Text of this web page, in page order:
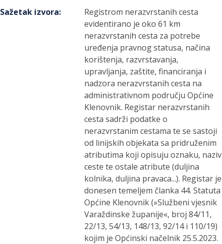
Sažetak izvora:
Registrom nerazvrstanih cesta
evidentirano je oko 61 km
nerazvrstanih cesta za potrebe
uređenja pravnog statusa, načina
korištenja, razvrstavanja,
upravljanja, zaštite, financiranja i
nadzora nerazvrstanih cesta na
administrativnom području Općine
Klenovnik. Registar nerazvrstanih
cesta sadrži podatke o
nerazvrstanim cestama te se sastoji
od linijskih objekata sa pridruženim
atributima koji opisuju oznaku, naziv
ceste te ostale atribute (duljina
kolnika, duljina pravaca...). Registar je
donesen temeljem članka 44. Statuta
Općine Klenovnik (»Službeni vjesnik
Varaždinske županije«, broj 84/11,
22/13, 54/13, 148/13, 92/14 i 110/19)
kojim je Općinski načelnik 25.5.2023.